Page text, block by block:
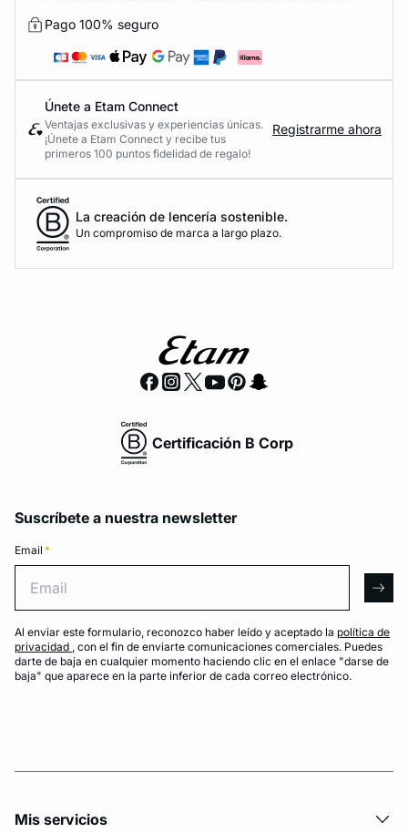
Pago 100% seguro
Únete a Etam Connect
Ventajas exclusivas y experiencias únicas.
¡Únete a Etam Connect y recibe tus
primeros 100 puntos fidelidad de regalo!
Registrarme ahora
La creación de lencería sostenible.
Un compromiso de marca a largo plazo.
Certificación B Corp
Suscríbete a nuestra newsletter
Email *
Al enviar este formulario, reconozco haber leído y aceptado la política de
privacidad , con el fin de enviarte comunicaciones comerciales. Puedes
darte de baja en cualquier momento haciendo clic en el enlace "darse de
baja" que aparece en la parte inferior de cada correo electrónico.
Mis servicios